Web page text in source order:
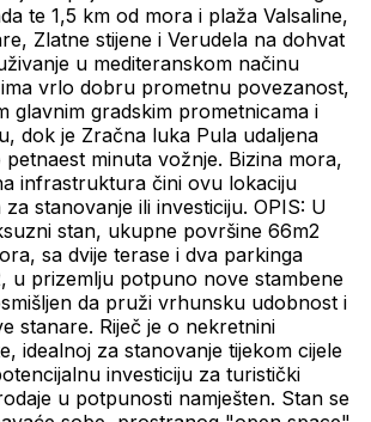
te 1,5 km od mora i plaža Valsaline,
Zlatne stijene i Verudela na dohvat
u mediteranskom načinu
vrlo dobru prometnu povezanost,
glavnim gradskim prometnicama i
dok je Zračna luka Pula udaljena
petnaest minuta vožnje. Bizina mora,
infrastruktura čini ovu lokaciju
stanovanje ili investiciju. OPIS: U
stan, ukupne površine 66m2
sa dvije terase i dva parkinga
u prizemlju potpuno nove stambene
da pruži vrhunsku udobnost i
stanare. Riječ je o nekretnini
idealnoj za stanovanje tijekom cijele
investiciju za turistički
u potpunosti namješten. Stan se